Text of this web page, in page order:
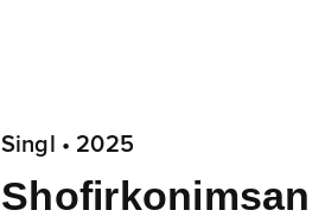
Singl • 2025
Shofirkonimsan